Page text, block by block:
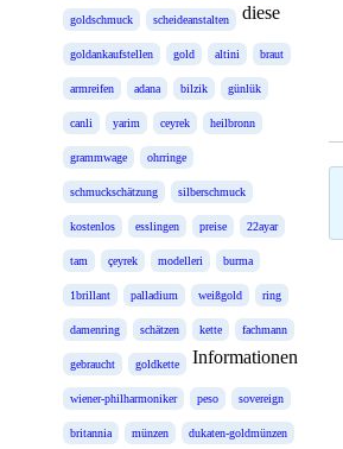
goldschmuck scheideanstalten
goldankaufstellen gold altini braut
armreifen adana bilzik günlük
canli yarim ceyrek heilbronn
grammwage ohrringe
schmuckschätzung silberschmuck
kostenlos esslingen preise 22ayar
tam çeyrek modelleri burma
1brillant palladium weißgold ring
damenring schätzen kette fachmann
gebraucht goldkette
wiener-philharmoniker peso sovereign
britannia münzen dukaten-goldmünzen
diese
Informationen